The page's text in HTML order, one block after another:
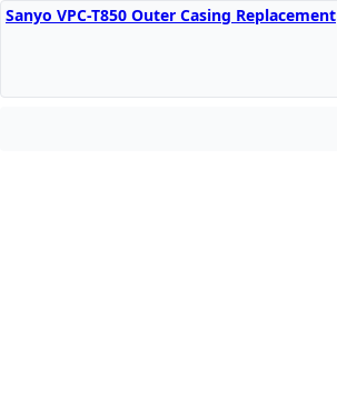
Sanyo VPC-T850 Outer Casing Replacement